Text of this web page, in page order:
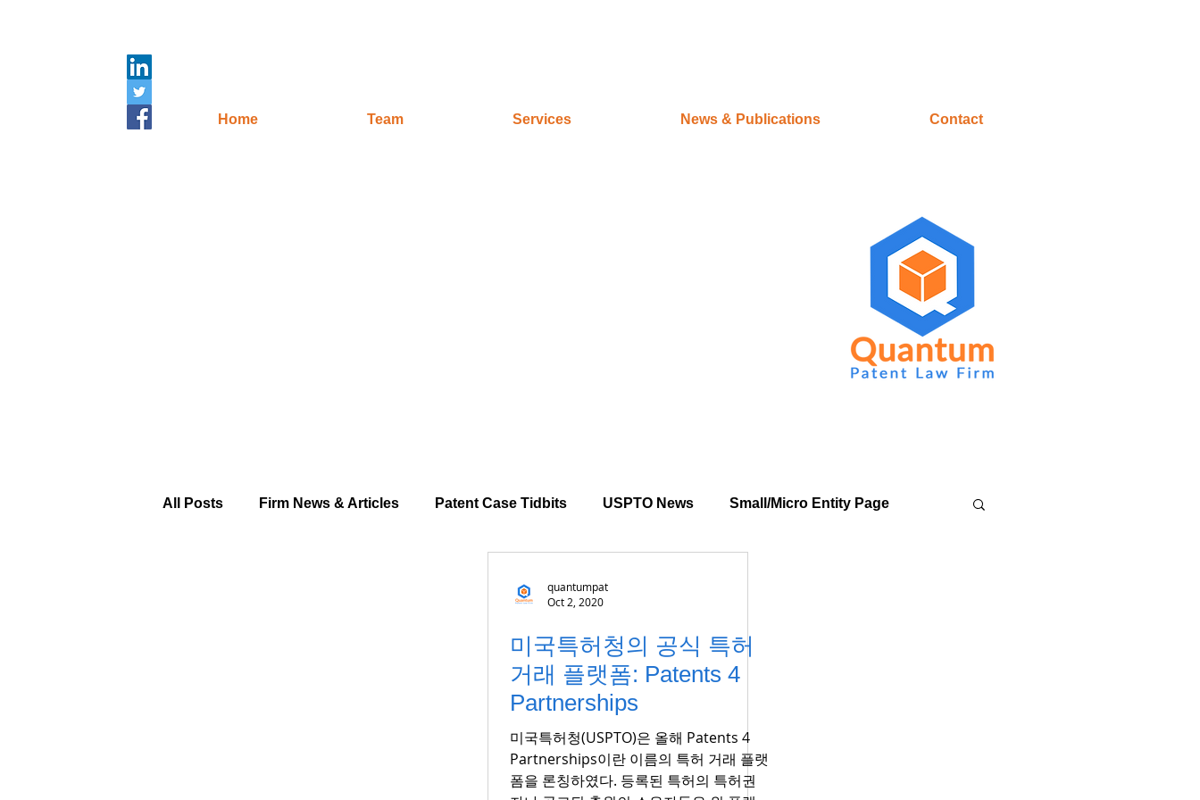
Home Team Services News & Publications Contact
All Posts Firm News & Articles Patent Case Tidbits USPTO News Small/Micro Entity Page
quantumpat
Oct 2, 2020
미국특허청의 공식 특허
거래 플랫폼: Patents 4
Partnerships
미국특허청(USPTO)은 올해 Patents 4
Partnerships이란 이름의 특허 거래 플랫
폼을 론칭하였다. 등록된 특허의 특허권